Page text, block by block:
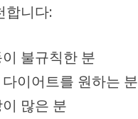
합니다:
불규칙한 분
이어트를 원하는 분
많은 분